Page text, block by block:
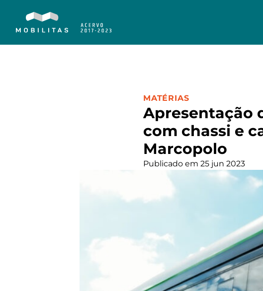
Apresentação
com chassi e
Marcopolo
CATEGORIA:
MATÉRIAS
Publicado em 25 jun 2023